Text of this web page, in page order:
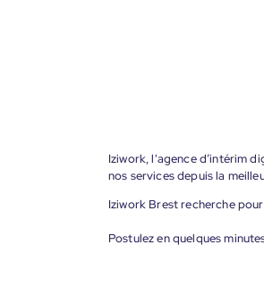
Iziwork, l'agence d’intérim
nos services depuis la
Iziwork Brest recherche
Postulez en quelques